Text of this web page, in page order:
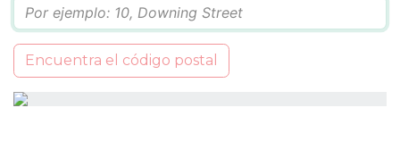
Encuentra el código postal